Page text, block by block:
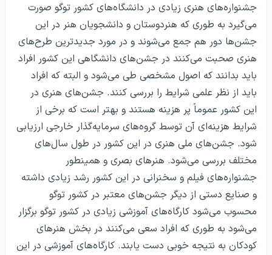
جشنواره‌های هنری زیادی در دانشگاه‌های کشور توگو صورت
می‌گیرد به طوری که هنردوستان و دانشجویان هنر در این
جشن‌ها دور هم جمع می‌شوند و در مورد جدیدترین طرح‌های
هنری صحبت می‌کنند در جشن‌های دانشگاهی این کشور افراد
باید بدانند که اصول مشخصی طی می‌شود و البته که افراد
باید از نظر علمی شرایط را بررسی کنند. جشن‌های هنری در
این کشور عموماً پر هزینه هستند و بهتر است که برخی از
شرایط هزینه‌ای آن توسط گروه‌های سرمایه‌گذار خارجی ارزیابی
شود. جشن‌های ملی هنری در این کشور در طول سال‌های
مختلف بررسی می‌شود. هنرهای بصری و همینطور
جشنواره‌های فیلم و سخنرانی در این کشور رشد زیادی داشته
و صنایع دستی از دیگر جشن‌های معتبر در کشور توگو
محسوب می‌شود کارگاه‌های آموزشی زیادی در کشور توگو برگزار
می‌شود به طوری که افراد سعی می‌کنند در بخش هنرهای
کودکان به نتیجه خوبی دست یابند. کارگاه‌های آموزشی در این